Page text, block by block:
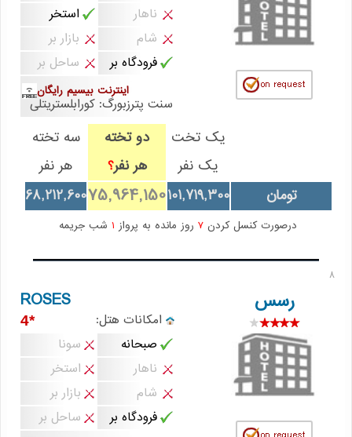
ناهار
استخر
شام
بازار بر
فرودگاه بر
ساحل بر
اینترنت بیسیم رایگان
سنت پترزبورگ: کورابلستریتلی
یک تخت
یک نفر
دو تخته
هر نفر؟
سه تخته
هر نفر
تومان
101,719,300
75,964,150
68,212,600
درصورت کنسل کردن 7 روز مانده به پرواز شب جریمه
8
رسس ROSES
امکانات هتل: *4
صبحانه
سونا
ناهار
استخر
شام
بازار بر
فرودگاه بر
ساحل بر